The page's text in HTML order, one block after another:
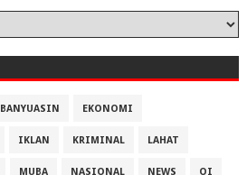
BANYUASIN EKONOMI
IKLAN KRIMINAL LAHAT
MUBA NASIONAL NEWS OI